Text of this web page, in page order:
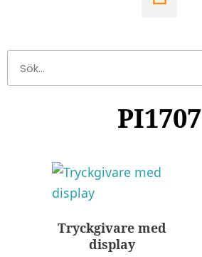
PI1707
Tryckgivare med
display